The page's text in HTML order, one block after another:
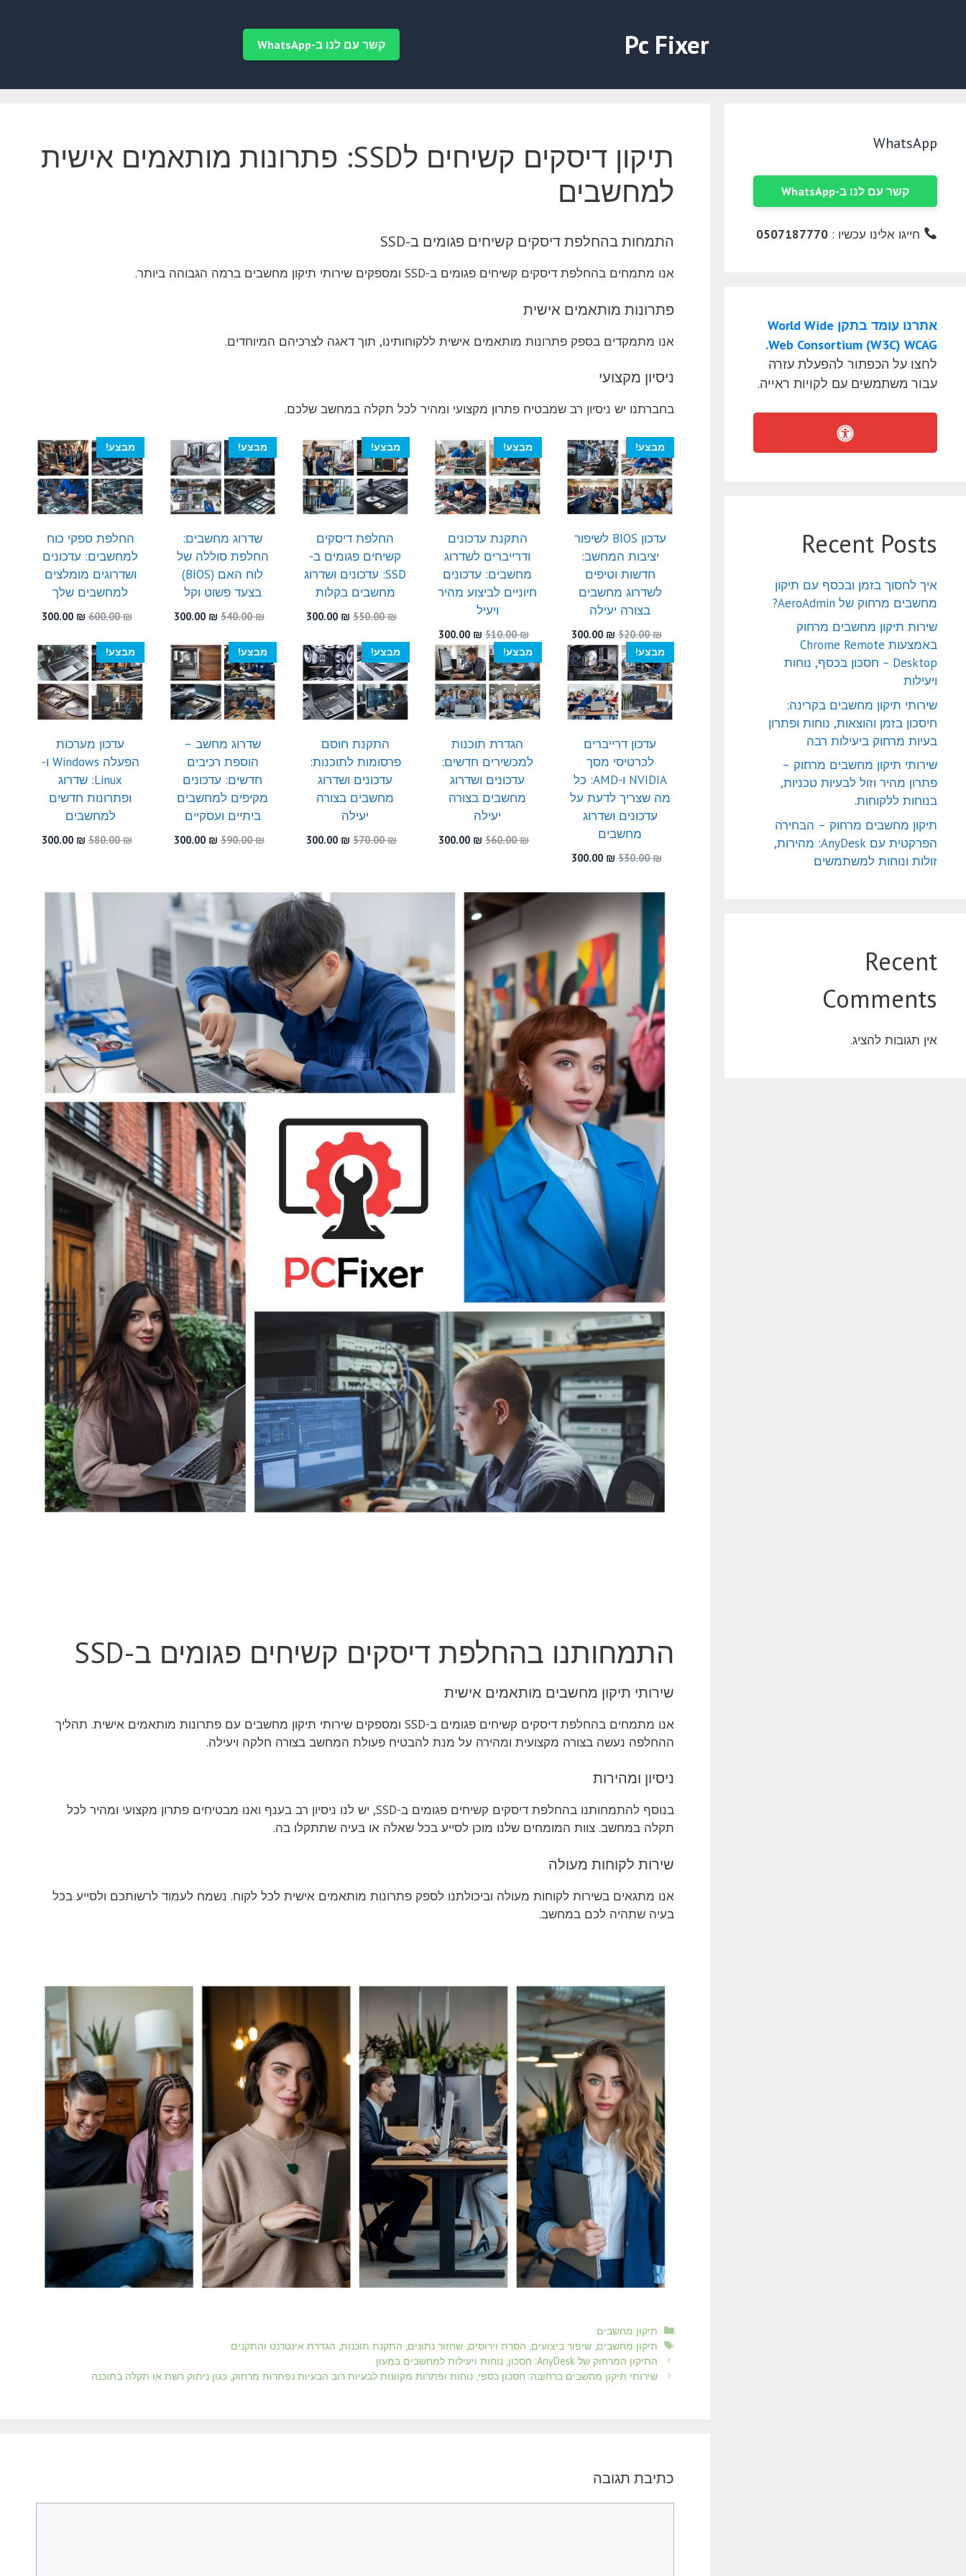
Pc Fixer קשר עם לנו ב-WhatsApp
תיקון דיסקים קשיחים לSSD: פתרונות מותאמים אישית
למחשבים
התמחות בהחלפת דיסקים קשיחים פגומים ב-SSD
אנו מתמחים בהחלפת דיסקים קשיחים פגומים ב-SSD ומספקים שירותי תיקון מחשבים ברמה הגבוהה ביותר.
פתרונות מותאמים אישית
אנו מתמקדים בספק פתרונות מותאמים אישית ללקוחותינו, תוך דאגה לצרכיהם המיוחדים.
ניסיון מקצועי
בחברתנו יש ניסיון רב שמבטיח פתרון מקצועי ומהיר לכל תקלה במחשב שלכם.
מבצע!
עדכון BIOS לשיפור
יציבות המחשב:
חדשות וטיפים
לשדרוג מחשבים
בצורה יעילה
520.00₪
המחיר
המקורי
היה:
520.00 ₪.
300.00 ₪
הנוכחי
הוא:
300.00 ₪.
מבצע!
התקנת עדכונים
ודרייברים לשדרוג
מחשבים: עדכונים
חיוניים לביצוע מהיר
ויעיל
510.00₪
המחיר
המקורי
היה:
510.00 ₪.
300.00 ₪
המחיר
הנוכחי
הוא:
300.00 ₪.
מבצע!
החלפת דיסקים
קשיחים פגומים ב-
SSD: עדכונים ושדרוג
מחשבים בקלות
550.00₪
המחיר
היה:
550.00 ₪.
300.00 ₪
המחיר
הוא:
300.00 ₪.
מבצע!
שדרוג מחשבים:
החלפת סוללה של
לוח האם (BIOS)
בצעד פשוט וקל
540.00₪
המחיר
היה:
540.00 ₪.
300.00 ₪
הוא:
300.00 ₪.
מבצע!
החלפת ספקי כוח
למחשבים: עדכונים
ושדרוגים מומלצים
למחשבים שלך
600.00₪
המחיר
היה:
600.00 ₪.
300.00 ₪
הוא:
300.00 ₪.
מבצע!
עדכון דרייברים
לכרטיסי מסך
NVIDIA ו-AMD: כל
מה שצריך לדעת על
עדכונים ושדרוג
מחשבים
530.00₪
המחיר
300.00 ₪
מבצע!
הגדרת תוכנות
למכשירים חדשים:
עדכונים ושדרוג
מחשבים בצורה
יעילה
560.00₪
המחיר
300.00 ₪
המחיר
מבצע!
התקנת חוסם
פרסומות לתוכנות:
עדכונים ושדרוג
מחשבים בצורה
יעילה
570.00₪
המחיר
300.00 ₪
המחיר
מבצע!
שדרוג מחשב –
הוספת רכיבים
חדשים: עדכונים
מקיפים למחשבים
ביתיים ועסקיים
590.00₪
המחיר
300.00 ₪
מבצע!
עדכון מערכות
הפעלה Windows ו-
Linux: שדרוג
ופתרונות חדשים
למחשבים
580.00₪
המחיר
300.00 ₪
התמחותנו בהחלפת דיסקים קשיחים פגומים ב-SSD
שירותי תיקון מחשבים מותאמים אישית
אנו מתמחים בהחלפת דיסקים קשיחים פגומים ב-SSD ומספקים שירותי תיקון מחשבים עם פתרונות מותאמים אישית. תהליך
ההחלפה נעשה בצורה מקצועית ומהירה על מנת להבטיח פעולת המחשב בצורה חלקה ויעילה.
ניסיון ומהירות
בנוסף להתמחותנו בהחלפת דיסקים קשיחים פגומים ב-SSD, יש לנו ניסיון רב בענף ואנו מבטיחים פתרון מקצועי ומהיר לכל
תקלה במחשב. צוות המומחים שלנו מוכן לסייע בכל שאלה או בעיה שתתקלו בה.
שירות לקוחות מעולה
אנו מתגאים בשירות לקוחות מעולה וביכולתנו לספק פתרונות מותאמים אישית לכל לקוח. נשמח לעמוד לרשותכם ולסייע בכל
בעיה שתהיה לכם במחשב.
קטגוריות
תיקון מחשבים
תגיות
תיקון מחשבים, שיפור ביצועים, הסרת וירוסים, שחזור נתונים, התקנת תוכנות, הגדרת אינטרנט והתקנים
התיקון המרחוק של AnyDesk: חסכון, נוחות ויעילות למחשבים במעון
שירותי תיקון מחשבים ברחובה: חסכון כספי, נוחות ופתרות מקוונות לבעיות רוב הבעיות נפתרות מרחוק, כגון ניתוק רשת או תקלה בתוכנה
כתיבת תגובה
WhatsApp
קשר עם לנו ב-WhatsApp
חייגו אלינו עכשיו :0507187770
אתרנו עומד בתקן World Wide
Web Consortium (W3C) WCAG.
לחצו על הכפתור להפעלת עזרה
עבור משתמשים עם לקויות ראייה.
Recent Posts
איך לחסוך בזמן ובכסף עם תיקון
מחשבים מרחוק של AeroAdmin?
שירות תיקון מחשבים מרחוק
באמצעות Chrome Remote
Desktop – חסכון בכסף, נוחות
ויעילות
שירותי תיקון מחשבים בקרינה:
חיסכון בזמן והוצאות, נוחות ופתרון
בעיות מרחוק ביעילות רבה
שירותי תיקון מחשבים מרחוק –
פתרון מהיר וזול לבעיות טכניות,
בנוחות ללקוחות.
תיקון מחשבים מרחוק – הבחירה
הפרקטית עם AnyDesk: מהירות,
זולות ונוחות למשתמשים
Recent
Comments
אין תגובות להציג.